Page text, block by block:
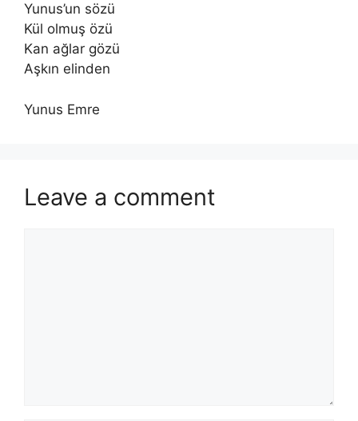
Yunus’un sözü
Kül olmuş özü
Kan ağlar gözü
Aşkın elinden
Yunus Emre
Leave a comment